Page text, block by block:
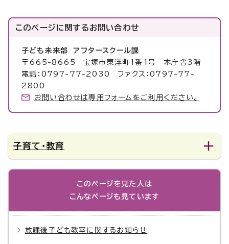
このページに関するお問い合わせ
子ども未来部 アフタースクール課
〒665-8665 宝塚市東洋町1番1号 本庁舎3階
電話：0797-77-2030 ファクス：0797-77-
2800
お問い合わせは専用フォームをご利用ください。
子育て・教育
このページを見た人は
こんなページも見ています
放課後子ども教室に関するお知らせ